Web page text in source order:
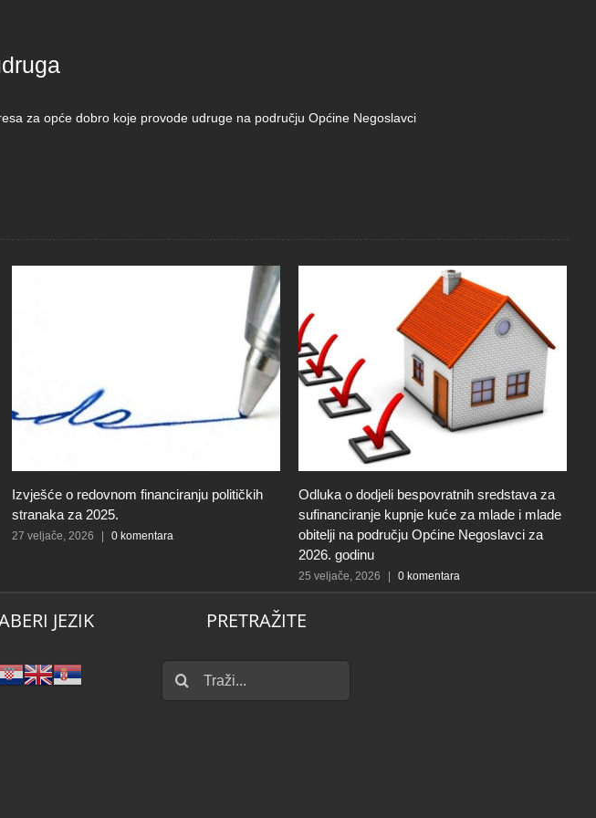
za opće dobro koje provode udruge na području Općine Negoslavci
Izvješće o redovnom financiranju političkih
stranaka za 2025.
27 veljače, 2026 0 komentara
Odluka o dodjeli bespovratnih sredstava za
sufinanciranje kupnje kuće za mlade i mlade
obitelji na području Općine Negoslavci za
2026. godinu
25 veljače, 2026 0 komentara
JEZIK PRETRAŽITE
Traži...